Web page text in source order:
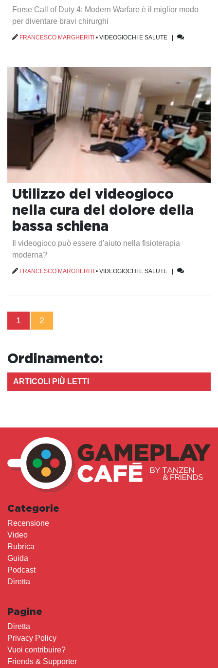
Forse Call of Duty 4: Modern Warfare è il miglior modo
per diventare bravi chirurghi
FRANCESCO MARGHERITI • VIDEOGIOCHI E SALUTE |
Utilizzo del videogioco
nella cura del dolore della
bassa schiena
Il videogioco può essere d'aiuto nella fisioterapia
moderna?
FRANCESCO MARGHERITI • VIDEOGIOCHI E SALUTE |
1 2
Ordinamento:
ARTICOLI PIÙ LETTI
Categorie
Recensione
Video
Rubrica
Guida
Podcast
Diretta
Pagine
Diretta
Privacy Policy
Vuoi contribuire?
Friends & Supporter